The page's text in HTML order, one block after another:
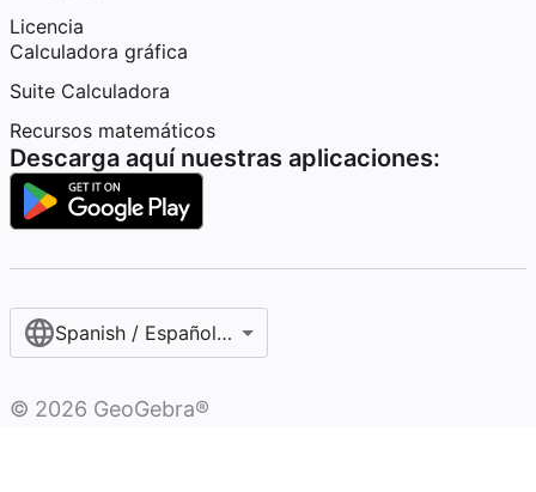
Licencia
Calculadora gráfica
Suite Calculadora
Recursos matemáticos
Descarga aquí nuestras aplicaciones:
Spanish / Español (internacional)
© 2026 GeoGebra®